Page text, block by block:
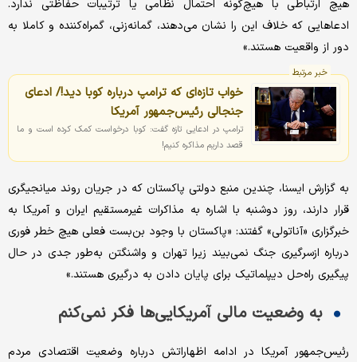
هیچ ارتباطی با هیچ‌گونه احتمال نظامی یا ترتیبات حفاظتی ندارد.
ادعاهایی که خلاف این را نشان می‌دهند، گمانه‌زنی، گمراه‌کننده و کاملا به
دور از واقعیت هستند.»
خبر مرتبط
خواب تازه‌ای که ترامپ درباره کوبا دید!/ ادعای
جنجالی رئیس‌جمهور آمریکا
ترامپ در ادعایی تازه گفت: کوبا درخواست کمک کرده است و ما
قصد داریم مذاکره کنیم!
به گزارش ایسنا، چندین منبع دولتی پاکستان که در جریان روند میانجیگری
قرار دارند، روز دوشنبه با اشاره به مذاکرات غیرمستقیم ایران و آمریکا به
خبرگزاری «آناتولی» گفتند: «پاکستان با وجود بن‌بست فعلی هیچ خطر فوری
درباره ازسرگیری جنگ نمی‌بیند زیرا تهران و واشنگتن به‌طور جدی در حال
پیگیری راه‌حل دیپلماتیک برای پایان دادن به درگیری هستند.»
به وضعیت مالی آمریکایی‌ها فکر نمی‌کنم
رئیس‌جمهور آمریکا در ادامه اظهاراتش درباره وضعیت اقتصادی مردم